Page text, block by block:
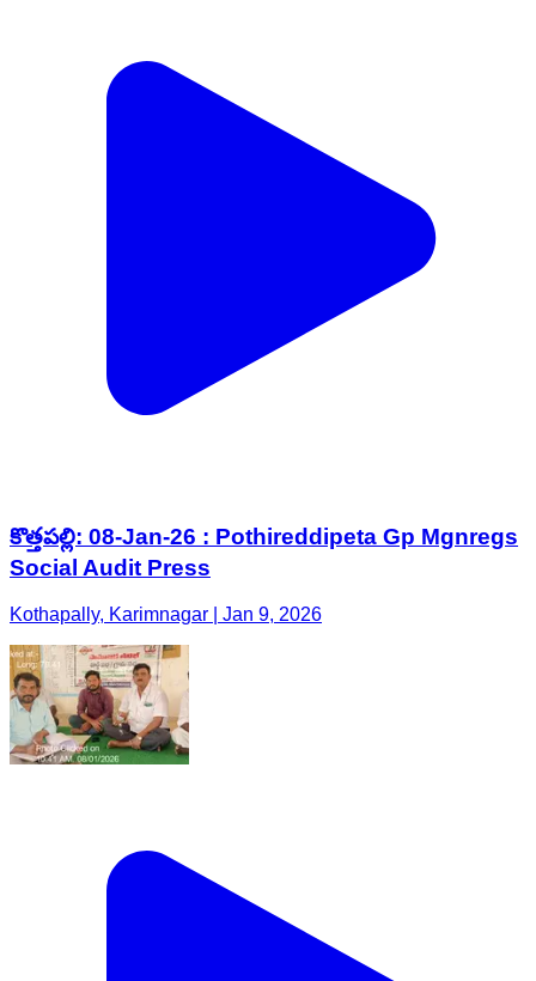
కొత్తపల్లి: 08-Jan-26 : Pothireddipeta Gp Mgnregs
Social Audit Press
Kothapally, Karimnagar | Jan 9, 2026